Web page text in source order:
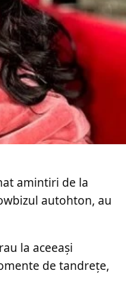
amintiri de la
autohton, au
la aceeași
de tandrețe,